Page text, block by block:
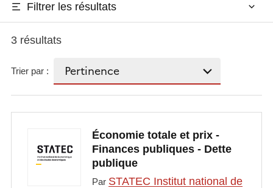
Filtrer les résultats
3 résultats
Trier par :
Économie totale et prix -
Finances publiques - Dette
publique
Par STATEC Institut national de